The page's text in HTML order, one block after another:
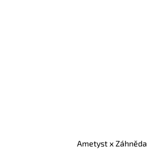
Ametyst x Záhněda